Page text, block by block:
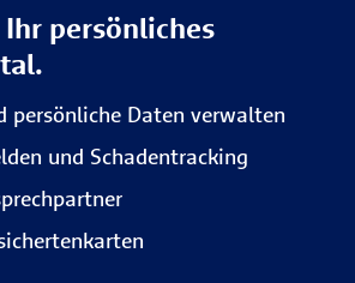
Ihr persönliches
persönliche Daten verwalten
und Schadentracking